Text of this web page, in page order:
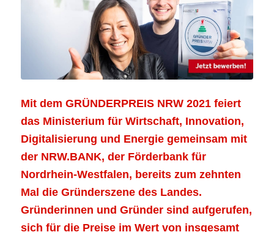
Mit dem GRÜNDERPREIS NRW 2021 feiert
das Ministerium für Wirtschaft, Innovation,
Digitalisierung und Energie gemeinsam mit
der NRW.BANK, der Förderbank für
Nordrhein-Westfalen, bereits zum zehnten
Mal die Gründerszene des Landes.
Gründerinnen und Gründer sind aufgerufen,
sich für die Preise im Wert von insgesamt